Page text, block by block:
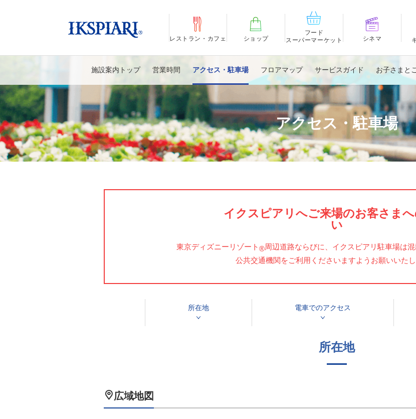
レストラン・カフェ ショップ
フード
スーパーマーケット
シネマ
施設案内トップ 営業時間 アクセス・駐車場 フロアマップ サービスガイド お子さまと
アクセス・駐車場
イクスピアリへご来場のお客さま
い
東京ディズニーリゾート®周辺道路ならびに、イクスピアリ駐車場は混
公共交通機関をご利用くださいますようお願いいたし
所在地 電車でのアクセス
所在地
広域地図